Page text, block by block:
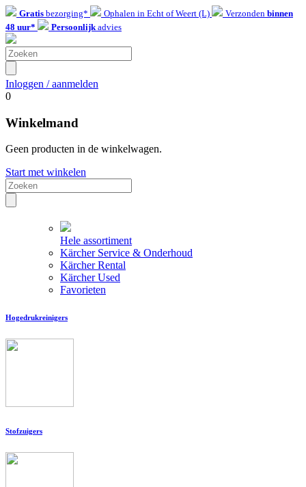
Gratis bezorging* Ophalen in Echt of Weert (L) Verzonden binnen
48 uur*
Persoonlijkadvies
Inloggen / aanmelden
0
Winkelmand
Geen producten in de winkelwagen.
Start met winkelen
Hele assortiment
Kärcher Service & Onderhoud
Kärcher Rental
Kärcher Used
Favorieten
Hogedrukreinigers
Stofzuigers